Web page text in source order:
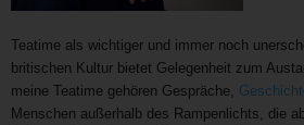
Teatime als wichtiger und immer noch
britischen Kultur bietet Gelegenheit zum
meine Teatime gehören Gespräche,
Menschen außerhalb des Rampenlichts, die